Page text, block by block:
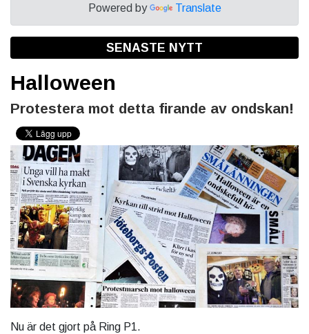
Powered by Translate
SENASTE NYTT
Halloween
Protestera mot detta firande av ondskan!
Nu är det gjort på Ring P1.